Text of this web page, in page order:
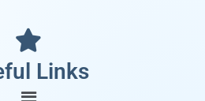
Links